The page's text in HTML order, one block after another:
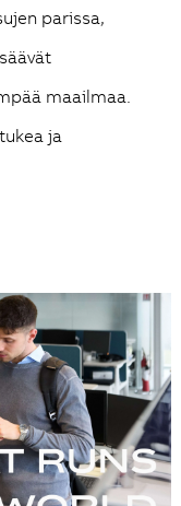
parissa,
maailmaa.
ja